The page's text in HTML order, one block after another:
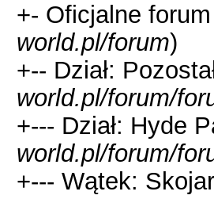
+- Oficjalne
world.pl/forum)
+-- Dział:
world.pl/forum/
+--- Dział: Hyde
world.pl/forum/
+--- Wątek: